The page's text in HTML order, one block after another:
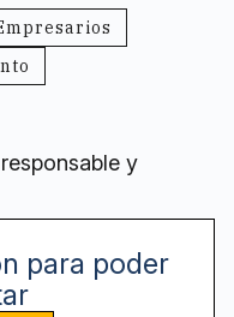
y
para poder